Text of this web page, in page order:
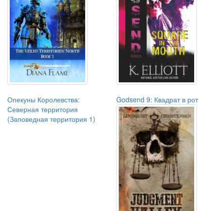
Опекуны Королевства:
Северная территория
(Заповедная территория 1)
Godsend 9: Квадрат в рот